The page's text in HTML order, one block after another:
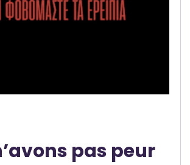
pas peur